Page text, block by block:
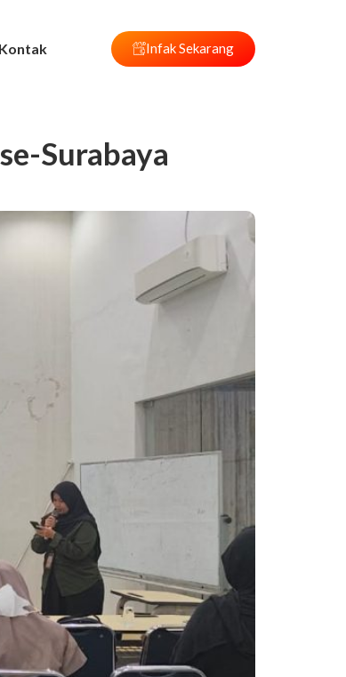
Kontak Infak Sekarang
Surabaya